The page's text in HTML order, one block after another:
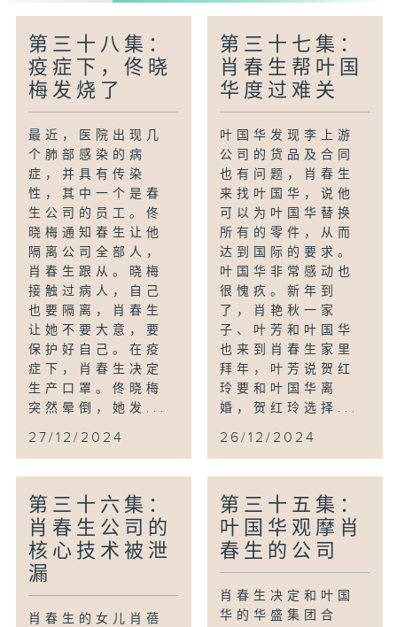
第三十八集：
疫症下，佟晓
梅发烧了
最近，医院出现几
个肺部感染的病
症，并具有传染
性，其中一个是春
生公司的员工。佟
晓梅通知春生让他
隔离公司全部人，
肖春生跟从。晓梅
接触过病人，自己
也要隔离，肖春生
让她不要大意，要
保护好自己。在疫
症下，肖春生决定
生产口罩。佟晓梅
突然晕倒，她发...
27/12/2024
第三十七集：
肖春生帮叶国
华度过难关
叶国华发现李上游
公司的货品及合同
也有问题，肖春生
来找叶国华，说他
可以为叶国华替换
所有的零件，从而
达到国际的要求。
叶国华非常感动也
很愧疚。新年到
了，肖艳秋一家
子、叶芳和叶国华
也来到肖春生家里
拜年，叶芳说贺红
玲要和叶国华离
婚，贺红玲选择...
26/12/2024
第三十六集：
肖春生公司的
核心技术被泄
漏
肖春生的女儿肖蓓
第三十五集：
叶国华观摩肖
春生的公司
肖春生决定和叶国
华的华盛集团合